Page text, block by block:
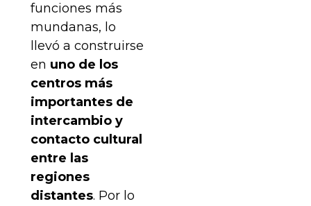
funciones más
mundanas, lo
llevó a construirse
en uno de los
centros más
importantes de
intercambio y
contacto cultural
entre las
regiones
distantes. Por lo